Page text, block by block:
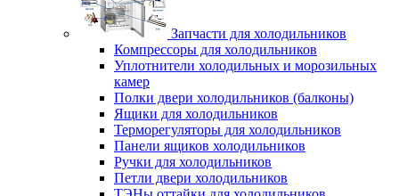
Запчасти для холодильников
Компрессоры для холодильников
Уплотнители холодильных и морозильных
камер
Полки двери холодильников (балконы)
Ящики для холодильников
Терморегуляторы для холодильников
Панели ящиков холодильников
Ручки для холодильников
Петли двери холодильников